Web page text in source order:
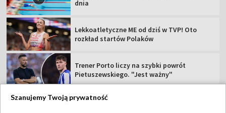
dnia
Lekkoatletyczne ME od dziś w TVP! Oto
rozkład startów Polaków
Trener Porto liczy na szybki powrót
Pietuszewskiego. "Jest ważny"
Szanujemy Twoją prywatność